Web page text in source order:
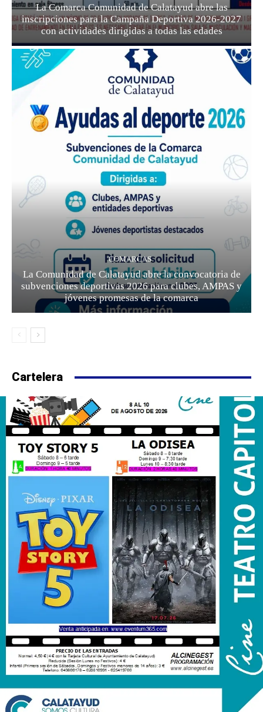
La Comarca Comunidad de Calatayud abre las
inscripciones para la Campaña Deportiva 2026-2027
con actividades dirigidas a todas las edades
COMARCAS
La Comunidad de Calatayud abre la convocatoria de
subvenciones deportivas 2026 para clubes, AMPAS y
jóvenes promesas de la comarca
Cartelera